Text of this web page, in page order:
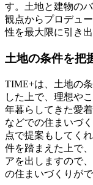
す。土地と建物の
観点からプロデュ
性を最大限に引き
土地の条件を把
TIME+は、土地の
した上で、理想や
年暮らしてきた愛
などでの住まいづ
点で提案もしてく
件を踏まえた上で
アを出しますので
の住まいづくりが